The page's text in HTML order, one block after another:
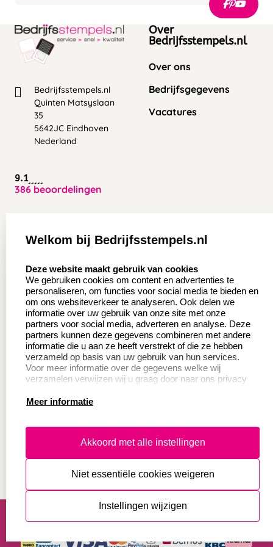
Veeg het kussen voorzichtig af en laat het aan de
stempelkussen, te weinig inkt of een ongelijkmatige
druk. Oplossing: bijvullen of vervangen en altijd
ervoor zorgen dat u gelijkmatig stempelt.
Bedrijfsstempels.nl
Quinten Matsyslaan
35
5642JC Eindhoven
Nederland
9.1
386 beoordelingen
Over
Bedrijfsstempels.nl
Over ons
Bedrijfsgegevens
Vacatures
Wederverkoper
worden
Sale
Betaling & Verzending
Veel gestelde vragen
Retourneren
Herroepingsrecht
Productinformatie:
Instructie voor
Aanleverspecificaties
Safety Sheets
algemene voorwaarden
disclaimer
Welkom bij Bedrijfsstempels.nl
Deze website maakt gebruik van cookies
We gebruiken cookies om content en advertenties te
personaliseren, om functies voor social media te bieden en
om ons websiteverkeer te analyseren. Ook delen we
informatie over uw gebruik van onze site met onze
partners voor social media, adverteren en analyse. Deze
partners kunnen deze gegevens combineren met andere
informatie die u aan ze heeft verstrekt of die ze hebben
verzameld op basis van uw gebruik van hun services.
Voor meer informatie over de gegevens welke wij
verzamelen verwijzen wij u graag door naar ons privacy
Meer informatie
Akkoord met alle instellingen
Niet essentiële cookies weigeren
Instellingen wijzigen